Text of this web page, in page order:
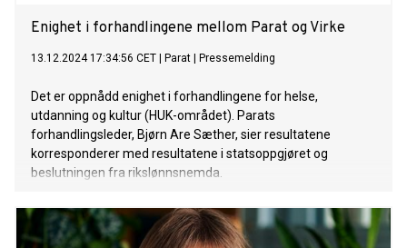
Enighet i forhandlingene mellom Parat og Virke
13.12.2024 17:34:56 CET Parat Pressemelding
Det er oppnådd enighet i forhandlingene for helse,
utdanning og kultur (HUK-området). Parats
forhandlingsleder, Bjørn Are Sæther, sier resultatene
korresponderer med resultatene i statsoppgjøret og
beslutningen fra rikslønnsnemda.